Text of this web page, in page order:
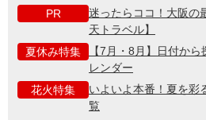
PR
迷ったらココ！大阪の
天トラベル】
夏休み特集
【7月・8月】日付か
レンダー
花火特集
いよいよ本番！夏を彩
覧